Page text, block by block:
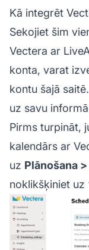
Kā integrēt
Sekojiet šim
Vectera ar
konta, varat
kontu šajā
uz savu
Pirms turpināt,
kalendārs ar
uz Plānošana
noklikšķiniet uz